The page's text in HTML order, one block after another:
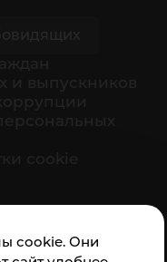
cookie. Они